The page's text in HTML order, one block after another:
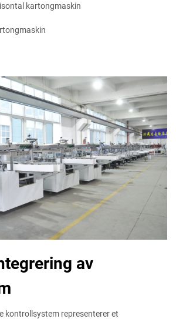
kartongmaskin
av
kontrollsystem representerer et